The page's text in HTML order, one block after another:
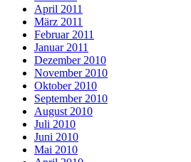
April 2011
März 2011
Februar 2011
Januar 2011
Dezember 2010
November 2010
Oktober 2010
September 2010
August 2010
Juli 2010
Juni 2010
Mai 2010